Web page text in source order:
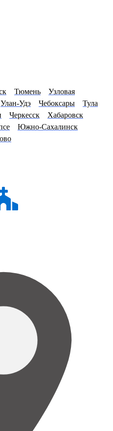
Тюмень
Узловая
Улан-Удэ Чебоксары
Тула
Черкесск
Хабаровск
Южно-Сахалинск